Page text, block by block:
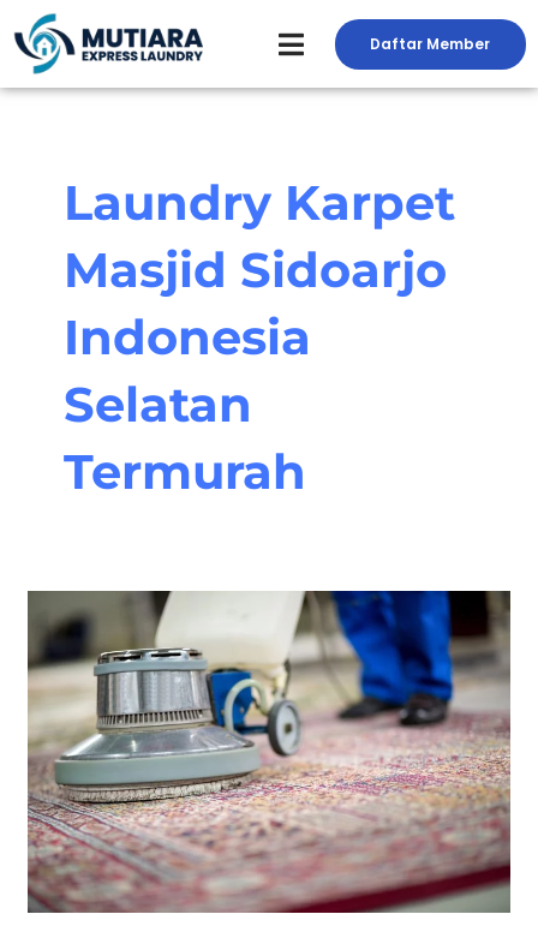
to
content
Daftar Member
Laundry Karpet
Masjid Sidoarjo
Indonesia
Selatan
Termurah
Laundry
Karpet
Masjid
Sidoarjo
Yang
Tepat